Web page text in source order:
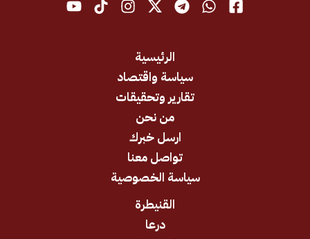
سياسة واقتصاد
تقارير وتحقيقات
ارسل خبرك
تواصل معنا
سياسة الخصوصية